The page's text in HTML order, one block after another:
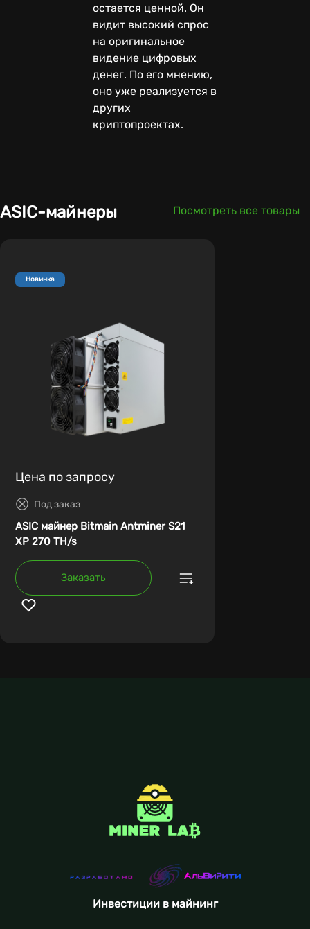
остается ценной. Он
видит высокий спрос
на оригинальное
видение цифровых
денег. По его мнению,
оно уже реализуется в
других
криптопроектах.
ASIC-майнеры Посмотреть все товары
Новинка
Цена по запросу
Под заказ
ASIC майнер Bitmain Antminer S21
XP 270 TH/s
Заказать
Инвестиции в майнинг